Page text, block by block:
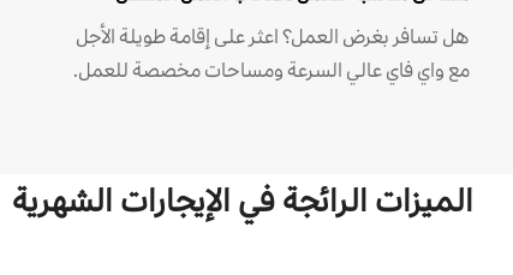
هل تسافر بغرض العمل؟ اعثر على إقامة طويلة الأجل
مع واي فاي عالي السرعة ومساحات مخصصة للعمل.
الميزات الرائجة في الإيجارات الشهرية